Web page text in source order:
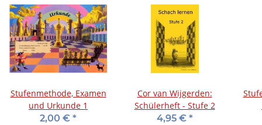
Stufenmethode, Examen
und Urkunde 1
2,00 € *
Cor van Wijgerden:
Schülerheft - Stufe 2
4,95 € *